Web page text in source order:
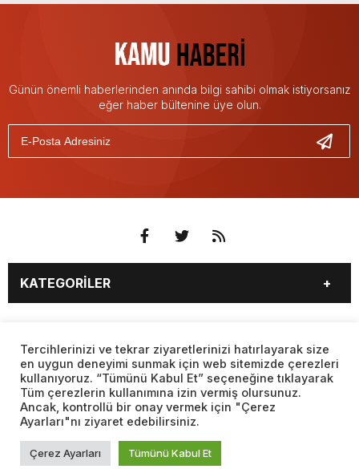
Günün önemli haberlerinden anında bilgi sahibi olmak istiyorsanız
eğer haber bültenine üye olun.
KATEGORİLER
EĞİTİM
SAĞLIK
YAŞAM
SPOR
MAGAZİN
KÜLTÜR SANAT
TEKNOLOJİ
DÜNYA
BİYOGRAFİLER
VIDEO GALERİ
SAYFALAR
BURÇLAR
CANLI BORSA
CANLI SONUÇLAR
CANLI TV
FİKSTÜR
FİRMA EKLE
FİRMA REHBERİ
GAZETE OKU
Web sitemizde yer alan haber içerikleri izin alınmadan,
kaynak gösterilerek dahi iktibas edilemez. Kanuna aykırı ve
izinsiz olarak kopyalanamaz, başka yerde yayınlanamaz.
Tercihlerinizi ve tekrar ziyaretlerinizi hatırlayarak size
en uygun deneyimi sunmak için web sitemizde çerezleri
kullanıyoruz. “Tümünü Kabul Et” seçeneğine tıklayarak
Tüm çerezlerin kullanımına izin vermiş olursunuz.
Ancak, kontrollü bir onay vermek için "Çerez
Ayarları"nı ziyaret edebilirsiniz.
Çerez Ayarları Tümünü Kabul Et